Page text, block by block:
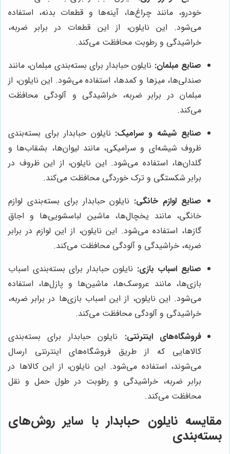
خودرو، مانند چراغ‌ها، آینه‌ها و قطعات بدنه، استفاده
می‌شود. این نایلون، از این قطعات در برابر ضربه،
خراشیدگی و رطوبت محافظت می‌کند.
صنایع مبلمان: نایلون حبابدار برای بسته‌بندی مبلمان، مانند
صندلی‌ها، میزها و کمدها، استفاده می‌شود. این نایلون، از
مبلمان در برابر ضربه، خراشیدگی و آلودگی محافظت
می‌کند.
صنایع شیشه و سرامیک: نایلون حبابدار برای بسته‌بندی
ظروف شیشه‌ای و سرامیکی، مانند لیوان‌ها، بشقاب‌ها و
گلدان‌ها، استفاده می‌شود. این نایلون، از این ظروف در
برابر شکستگی و ترک خوردگی محافظت می‌کند.
صنایع لوازم خانگی: نایلون حبابدار برای بسته‌بندی لوازم
خانگی، مانند یخچال‌ها، ماشین لباسشویی‌ها و اجاق
گازها، استفاده می‌شود. این نایلون، از این لوازم در برابر
ضربه، خراشیدگی و آلودگی محافظت می‌کند.
صنایع اسباب بازی: نایلون حبابدار برای بسته‌بندی اسباب
بازی‌ها، مانند عروسک‌ها، ماشین‌ها و پازل‌ها، استفاده
می‌شود. این نایلون، از این اسباب بازی‌ها در برابر ضربه،
خراشیدگی و آلودگی محافظت می‌کند.
فروشگاه‌های اینترنتی: نایلون حبابدار برای بسته‌بندی
کالاهایی که از طریق فروشگاه‌های اینترنتی ارسال
می‌شوند، استفاده می‌شود. این نایلون، از این کالاها در
برابر ضربه، خراشیدگی و رطوبت در طول حمل و نقل
محافظت می‌کند.
مقایسه نایلون حبابدار با سایر روش‌های
بسته‌بندی